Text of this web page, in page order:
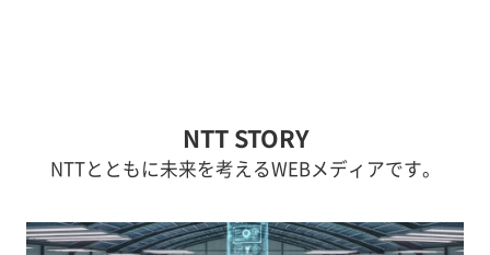
NTT STORY
NTTとともに未来を考えるWEBメディアです。